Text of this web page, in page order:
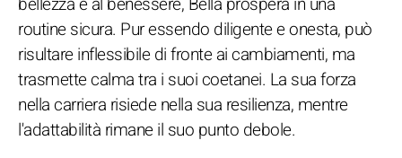
routine sicura. Pur essendo diligente e onesta, può
risultare inflessibile di fronte ai cambiamenti, ma
trasmette calma tra i suoi coetanei. La sua forza
nella carriera risiede nella sua resilienza, mentre
l'adattabilità rimane il suo punto debole.